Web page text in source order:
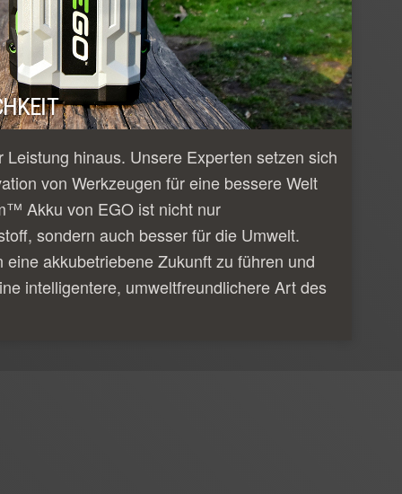
Leistung hinaus. Unsere Experten setzen sich
von Werkzeugen für eine bessere Welt
Akku von EGO ist nicht nur
sondern auch besser für die Umwelt.
akkubetriebene Zukunft zu führen und
intelligentere, umweltfreundlichere Art des